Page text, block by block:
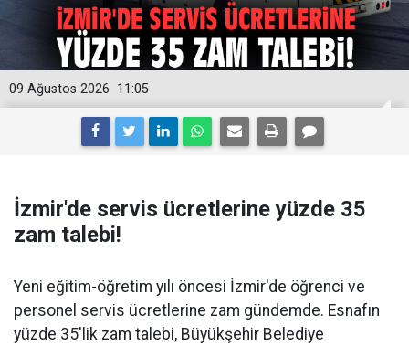
11:05
09 Ağustos 2026
İzmir'de servis ücretlerine yüzde 35
zam talebi!
Yeni eğitim-öğretim yılı öncesi İzmir'de öğrenci ve
personel servis ücretlerine zam gündemde. Esnafın
yüzde 35'lik zam talebi, Büyükşehir Belediye